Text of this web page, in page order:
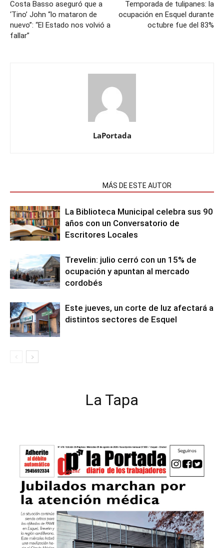
Costa Basso aseguró que a
‘Tino’ John “lo mataron de
nuevo”: “El Estado nos volvió a
fallar”
Temporada de tulipanes: la
ocupación en Esquel durante
octubre fue del 83%
LaPortada
MÁS DE ESTE AUTOR
La Biblioteca Municipal celebra sus 90
años con un Conversatorio de
Escritores Locales
Trevelin: julio cerró con un 15% de
ocupación y apuntan al mercado
cordobés
Este jueves, un corte de luz afectará a
distintos sectores de Esquel
La Tapa